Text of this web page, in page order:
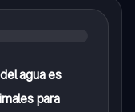
agua es
para